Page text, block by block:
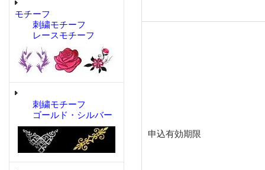
モチーフ
刺繍モチーフ
レースモチーフ
刺繍モチーフ
ゴールド・シルバー
申込有効期限